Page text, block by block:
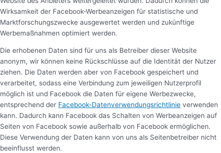
Wirksamkeit der Facebook-Werbeanzeigen für statistische und
Marktforschungszwecke ausgewertet werden und zukünftige
Werbemaßnahmen optimiert werden.
Die erhobenen Daten sind für uns als Betreiber dieser Website
anonym, wir können keine Rückschlüsse auf die Identität der Nutzer
ziehen. Die Daten werden aber von Facebook gespeichert und
verarbeitet, sodass eine Verbindung zum jeweiligen Nutzerprofil
möglich ist und Facebook die Daten für eigene Werbezwecke,
entsprechend der Facebook-Datenverwendungsrichtlinie verwenden
kann. Dadurch kann Facebook das Schalten von Werbeanzeigen auf
Seiten von Facebook sowie außerhalb von Facebook ermöglichen.
Diese Verwendung der Daten kann von uns als Seitenbetreiber nicht
beeinflusst werden.